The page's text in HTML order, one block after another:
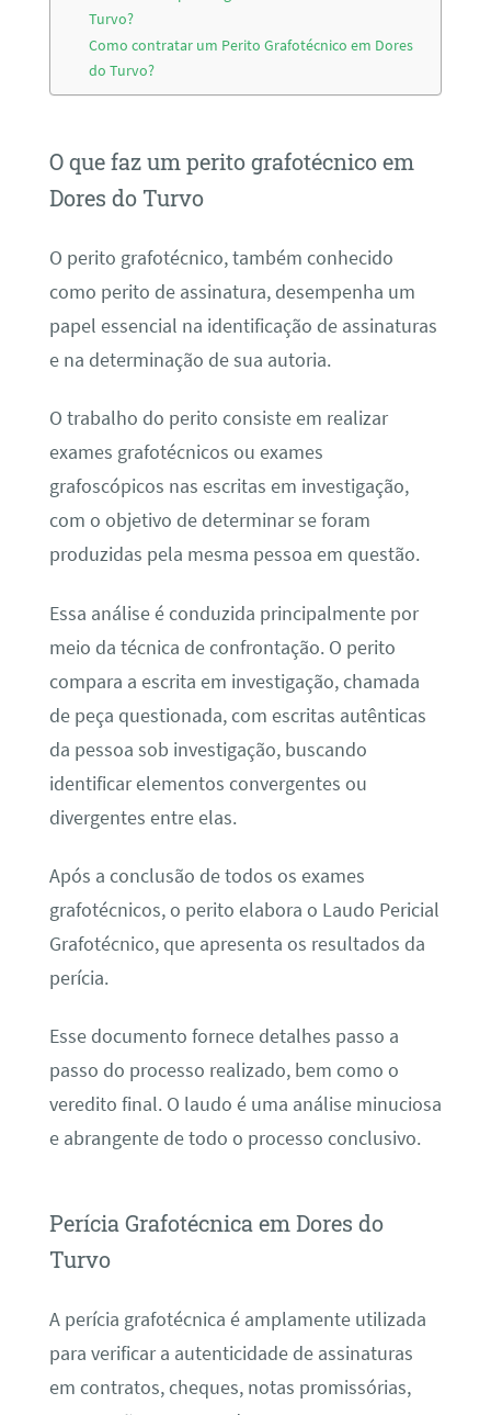
Turvo?
Como contratar um Perito Grafotécnico em Dores
do Turvo?
O que faz um perito grafotécnico em
Dores do Turvo
O perito grafotécnico, também conhecido
como perito de assinatura, desempenha um
papel essencial na identificação de assinaturas
e na determinação de sua autoria.
O trabalho do perito consiste em realizar
exames grafotécnicos ou exames
grafoscópicos nas escritas em investigação,
com o objetivo de determinar se foram
produzidas pela mesma pessoa em questão.
Essa análise é conduzida principalmente por
meio da técnica de confrontação. O perito
compara a escrita em investigação, chamada
de peça questionada, com escritas autênticas
da pessoa sob investigação, buscando
identificar elementos convergentes ou
divergentes entre elas.
Após a conclusão de todos os exames
grafotécnicos, o perito elabora o Laudo Pericial
Grafotécnico, que apresenta os resultados da
perícia.
Esse documento fornece detalhes passo a
passo do processo realizado, bem como o
veredito final. O laudo é uma análise minuciosa
e abrangente de todo o processo conclusivo.
Perícia Grafotécnica em Dores do
Turvo
A perícia grafotécnica é amplamente utilizada
para verificar a autenticidade de assinaturas
em contratos, cheques, notas promissórias,